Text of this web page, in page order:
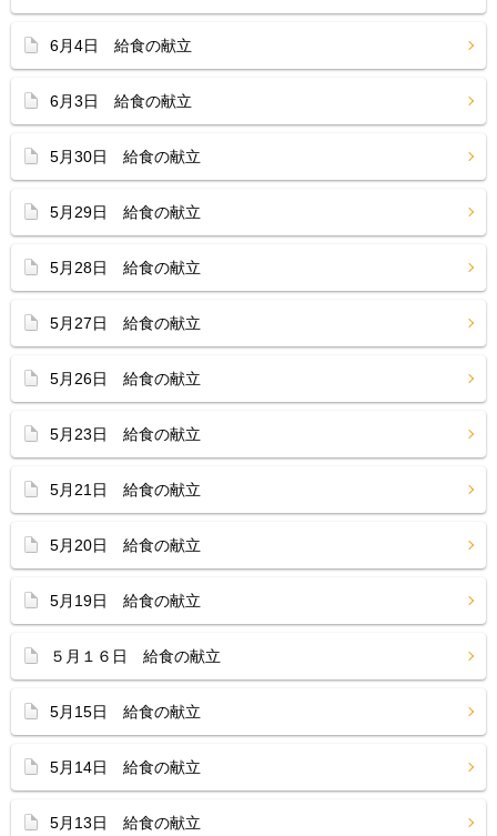
6月4日 給食の献立
6月3日 給食の献立
5月30日 給食の献立
5月29日 給食の献立
5月28日 給食の献立
5月27日 給食の献立
5月26日 給食の献立
5月23日 給食の献立
5月21日 給食の献立
5月20日 給食の献立
5月19日 給食の献立
５月１６日 給食の献立
5月15日 給食の献立
5月14日 給食の献立
5月13日 給食の献立